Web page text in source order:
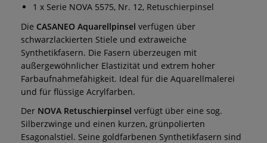
1 x Serie NOVA 5575, Nr. 12, Retuschierpinsel
Die CASANEO Aquarellpinsel verfügen über
schwarzlackierten Stiele und extraweiche
Synthetikfasern. Die Fasern überzeugen mit
außergewöhnlicher Elastizität und extrem hoher
Farbaufnahmefähigkeit. Ideal für die Aquarellmalerei
und für flüssige Acrylfarben.
Der NOVA Retuschierpinsel verfügt über eine sog.
Silberzwinge und einen kurzen, grünpolierten
Esagonalstiel. Seine goldfarbenen Synthetikfasern sind